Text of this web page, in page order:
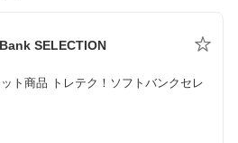
SELECTION
ト商品 トレテク！ソフトバンクセレ